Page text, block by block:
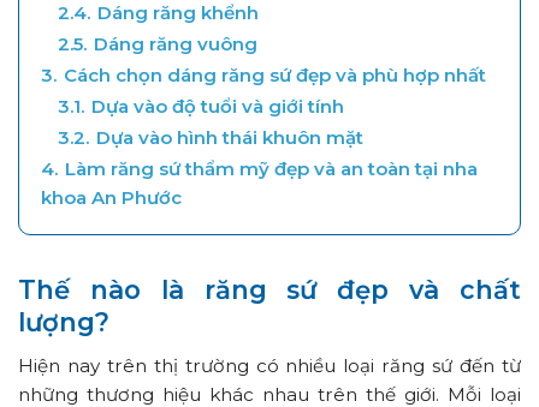
2.4. Dáng răng khểnh
2.5. Dáng răng vuông
3. Cách chọn dáng răng sứ đẹp và phù hợp nhất
3.1. Dựa vào độ tuổi và giới tính
3.2. Dựa vào hình thái khuôn mặt
4. Làm răng sứ thẩm mỹ đẹp và an toàn tại nha
khoa An Phước
Thế nào là răng sứ đẹp và chất
lượng?
Hiện nay trên thị trường có nhiều loại răng sứ đến từ
những thương hiệu khác nhau trên thế giới. Mỗi loại